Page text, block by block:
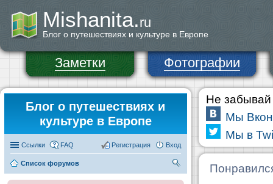
Mishanita.ru
Блог о путешествиях и культуре в Европе
Заметки Фотографии
Блог о путешествиях и
культуре в Европе
Ссылки FAQ Вход
Регистрация
Список форумов
Не забывай
Мы
Мы в